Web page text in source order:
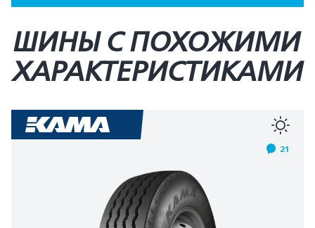
ШИНЫ С ПОХОЖИМИ
ХАРАКТЕРИСТИКАМИ
21